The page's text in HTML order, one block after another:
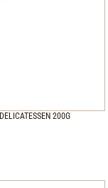
200G